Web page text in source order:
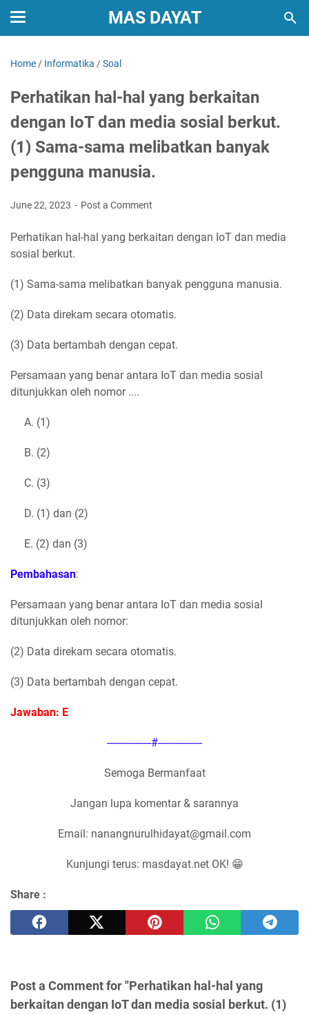
MAS DAYAT
Home / Informatika /Soal
Perhatikan hal-hal yang berkaitan
dengan IoT dan media sosial berkut.
(1) Sama-sama melibatkan banyak
pengguna manusia.
June 22, 2023 Post a Comment
Perhatikan hal-hal yang berkaitan dengan IoT dan media
sosial berkut.
(1) Sama-sama melibatkan banyak pengguna manusia.
(2) Data direkam secara otomatis.
(3) Data bertambah dengan cepat.
Persamaan yang benar antara IoT dan media sosial
ditunjukkan oleh nomor ....
A. (1)
B. (2)
C. (3)
D. (1) dan (2)
E. (2) dan (3)
Pembahasan:
Persamaan yang benar antara IoT dan media sosial
ditunjukkan oleh nomor:
(2) Data direkam secara otomatis.
(3) Data bertambah dengan cepat.
Jawaban: E
----------------#----------------
Semoga Bermanfaat
Jangan lupa komentar & sarannya
Email: nanangnurulhidayat@gmail.com
Kunjungi terus: masdayat.net OK! 😁
Share :
Post a Comment for "Perhatikan hal-hal yang
berkaitan dengan IoT dan media sosial berkut. (1)